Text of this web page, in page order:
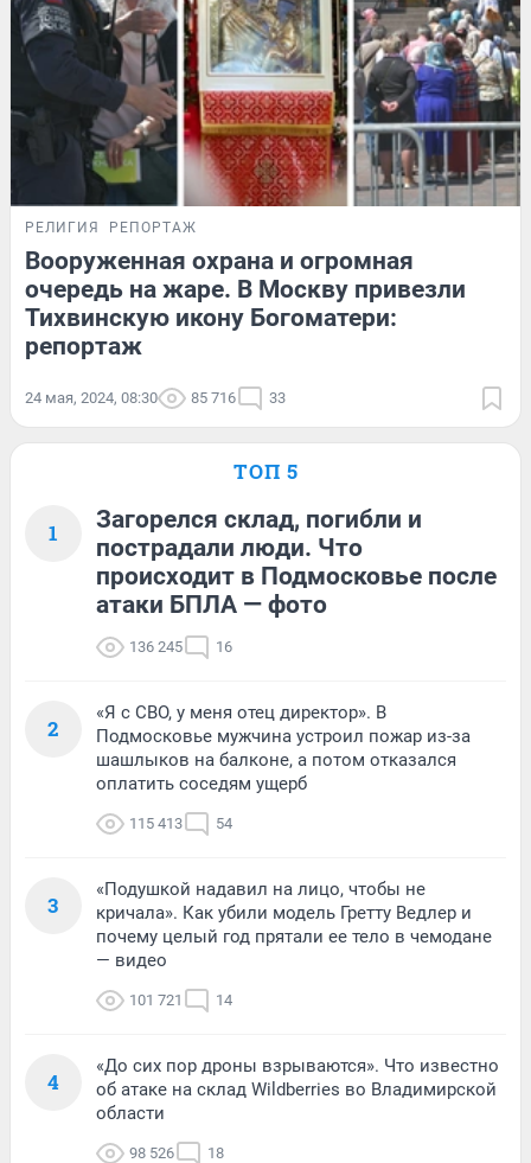
РЕЛИГИЯ РЕПОРТАЖ
Вооруженная охрана и огромная
очередь на жаре. В Москву привезли
Тихвинскую икону Богоматери:
репортаж
24 мая, 2024, 08:30 85 716 33
ТОП 5
1
Загорелся склад, погибли и
пострадали люди. Что
происходит в Подмосковье после
атаки БПЛА — фото
136 245 16
2
«Я с СВО, у меня отец директор». В
Подмосковье мужчина устроил пожар из-за
шашлыков на балконе, а потом отказался
оплатить соседям ущерб
115 413 54
3
«Подушкой надавил на лицо, чтобы не
кричала». Как убили модель Гретту Ведлер и
почему целый год прятали ее тело в чемодане
— видео
101 721 14
4
«До сих пор дроны взрываются». Что известно
об атаке на склад Wildberries во Владимирской
области
98 526 18